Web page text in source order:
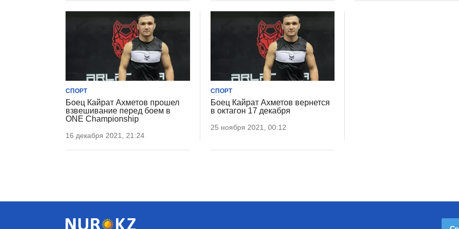
СПОРТ
Боец Кайрат Ахметов прошел
взвешивание перед боем в
ONE Championship
16 декабря 2021, 21:24
СПОРТ
Боец Кайрат Ахметов вернется
в октагон 17 декабря
25 ноября 2021, 00:12